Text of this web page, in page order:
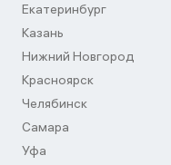
Екатеринбург
Казань
Нижний Новгород
Красноярск
Челябинск
Самара
Уфа